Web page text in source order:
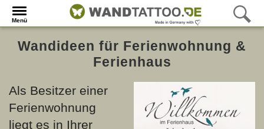
Menü
Wandideen für Ferienwohnung &
Ferienhaus
Als Besitzer einer
Ferienwohnung
liegt es in Ihrer